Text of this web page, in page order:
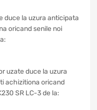
duce la uzura anticipata
oricand senile noi
uzate duce la uzura
achizitiona oricand
SR LC-3 de la: